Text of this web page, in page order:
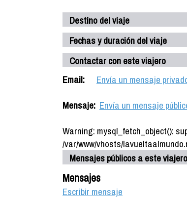
Destino del viaje
Fechas y duración del viaje
Contactar con este viajero
Email:
Envía un mensaje
Mensaje: Envía un mensaje
Warning: mysql_fetch_object():
/var/www/vhosts/
Mensajes públicos a este viajero
Mensajes
Escribir mensaje